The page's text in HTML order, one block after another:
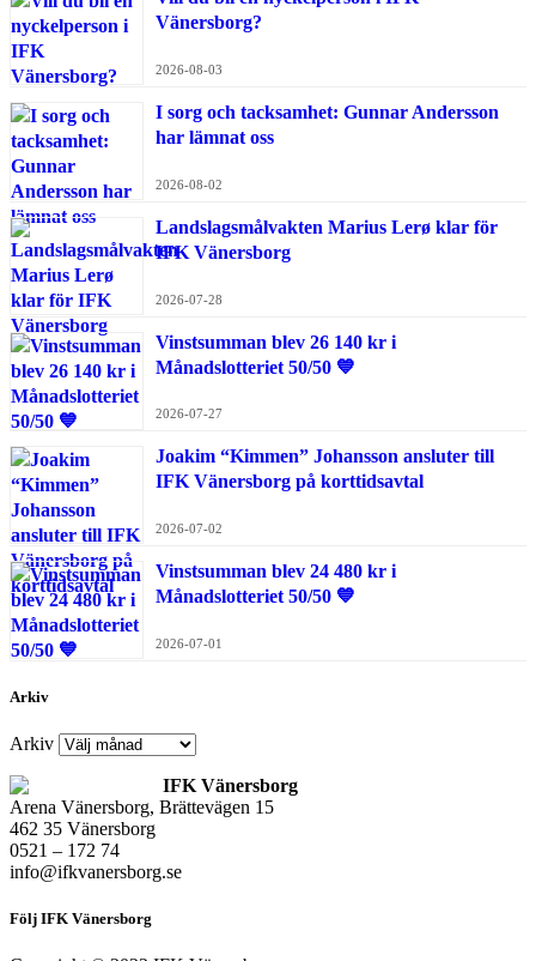
Vänersborg?
2026-08-03
I sorg och tacksamhet: Gunnar Andersson
har lämnat oss
2026-08-02
Landslagsmålvakten Marius Lerø klar för
IFK Vänersborg
2026-07-28
Vinstsumman blev 26 140 kr i
Månadslotteriet 50/50 💙
2026-07-27
Joakim “Kimmen” Johansson ansluter till
IFK Vänersborg på korttidsavtal
2026-07-02
Vinstsumman blev 24 480 kr i
Månadslotteriet 50/50 💙
2026-07-01
Arkiv
Arkiv
IFK Vänersborg
Arena Vänersborg, Brättevägen 15
462 35 Vänersborg
0521 – 172 74
info@ifkvanersborg.se
Följ IFK Vänersborg